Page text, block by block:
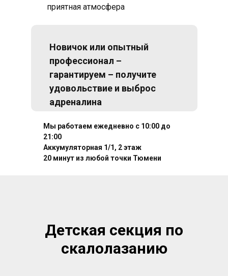
приятная атмосфера
Мы работаем ежедневно с 10:00 до
21:00
Аккумуляторная 1/1, 2 этаж
20 минут из любой точки Тюмени
Новичок или опытный
профессионал –
гарантируем – получите
удовольствие и выброс
адреналина
Детская секция по
скалолазанию